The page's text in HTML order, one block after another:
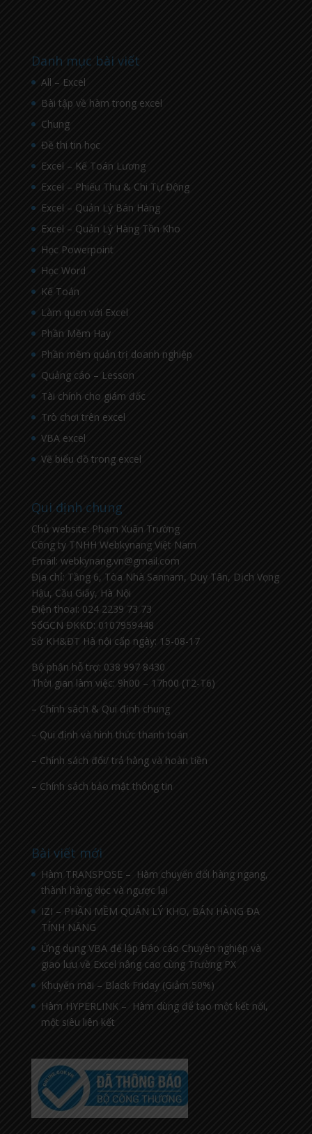
Danh mục bài viết
All – Excel
Bài tập về hàm trong excel
Chung
Đề thi tin học
Excel – Kế Toán Lương
Excel – Phiếu Thu & Chi Tự Động
Excel – Quản Lý Bán Hàng
Excel – Quản Lý Hàng Tồn Kho
Học Powerpoint
Học Word
Kế Toán
Làm quen với Excel
Phần Mềm Hay
Phần mềm quản trị doanh nghiệp
Quảng cáo – Lesson
Tài chính cho giám đốc
Trò chơi trên excel
VBA excel
Vẽ biểu đồ trong excel
Qui định chung
Chủ website: Phạm Xuân Trường
Công ty TNHH Webkynang Việt Nam
Email: webkynang.vn@gmail.com
Địa chỉ: Tầng 6, Tòa Nhà Sannam, Duy Tân, Dịch Vọng
Hậu, Cầu Giấy, Hà Nội
Điện thoại: 024 2239 73 73
SốGCN ĐKKD: 0107959448
Sở KH&ĐT Hà nội cấp ngày: 15-08-17
Bộ phận hỗ trợ: 038 997 8430
Thời gian làm việc: 9h00 – 17h00 (T2-T6)
– Chính sách & Qui định chung
– Qui định và hình thức thanh toán
– Chính sách đổi/ trả hàng và hoàn tiền
– Chính sách bảo mật thông tin
Bài viết mới
Hàm TRANSPOSE – Hàm chuyển đổi hàng ngang,
thành hàng dọc và ngược lại
IZI – PHẦN MỀM QUẢN LÝ KHO, BÁN HÀNG ĐA
TÍNH NĂNG
Ứng dụng VBA để lập Báo cáo Chuyên nghiệp và
giao lưu về Excel nâng cao cùng Trường PX
Khuyến mãi – Black Friday (Giảm 50%)
Hàm HYPERLINK – Hàm dùng để tạo một kết nối,
một siêu liên kết